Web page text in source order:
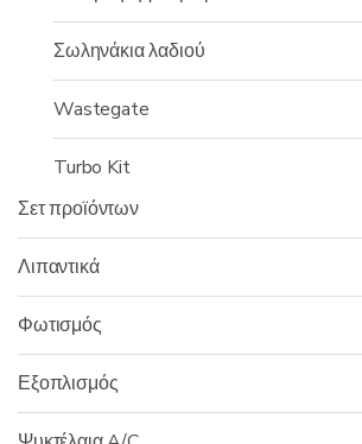
Σωληνάκια λαδιού
Wastegate
Turbo Kit
Σετ προϊόντων
Λιπαντικά
Φωτισμός
Εξοπλισμός